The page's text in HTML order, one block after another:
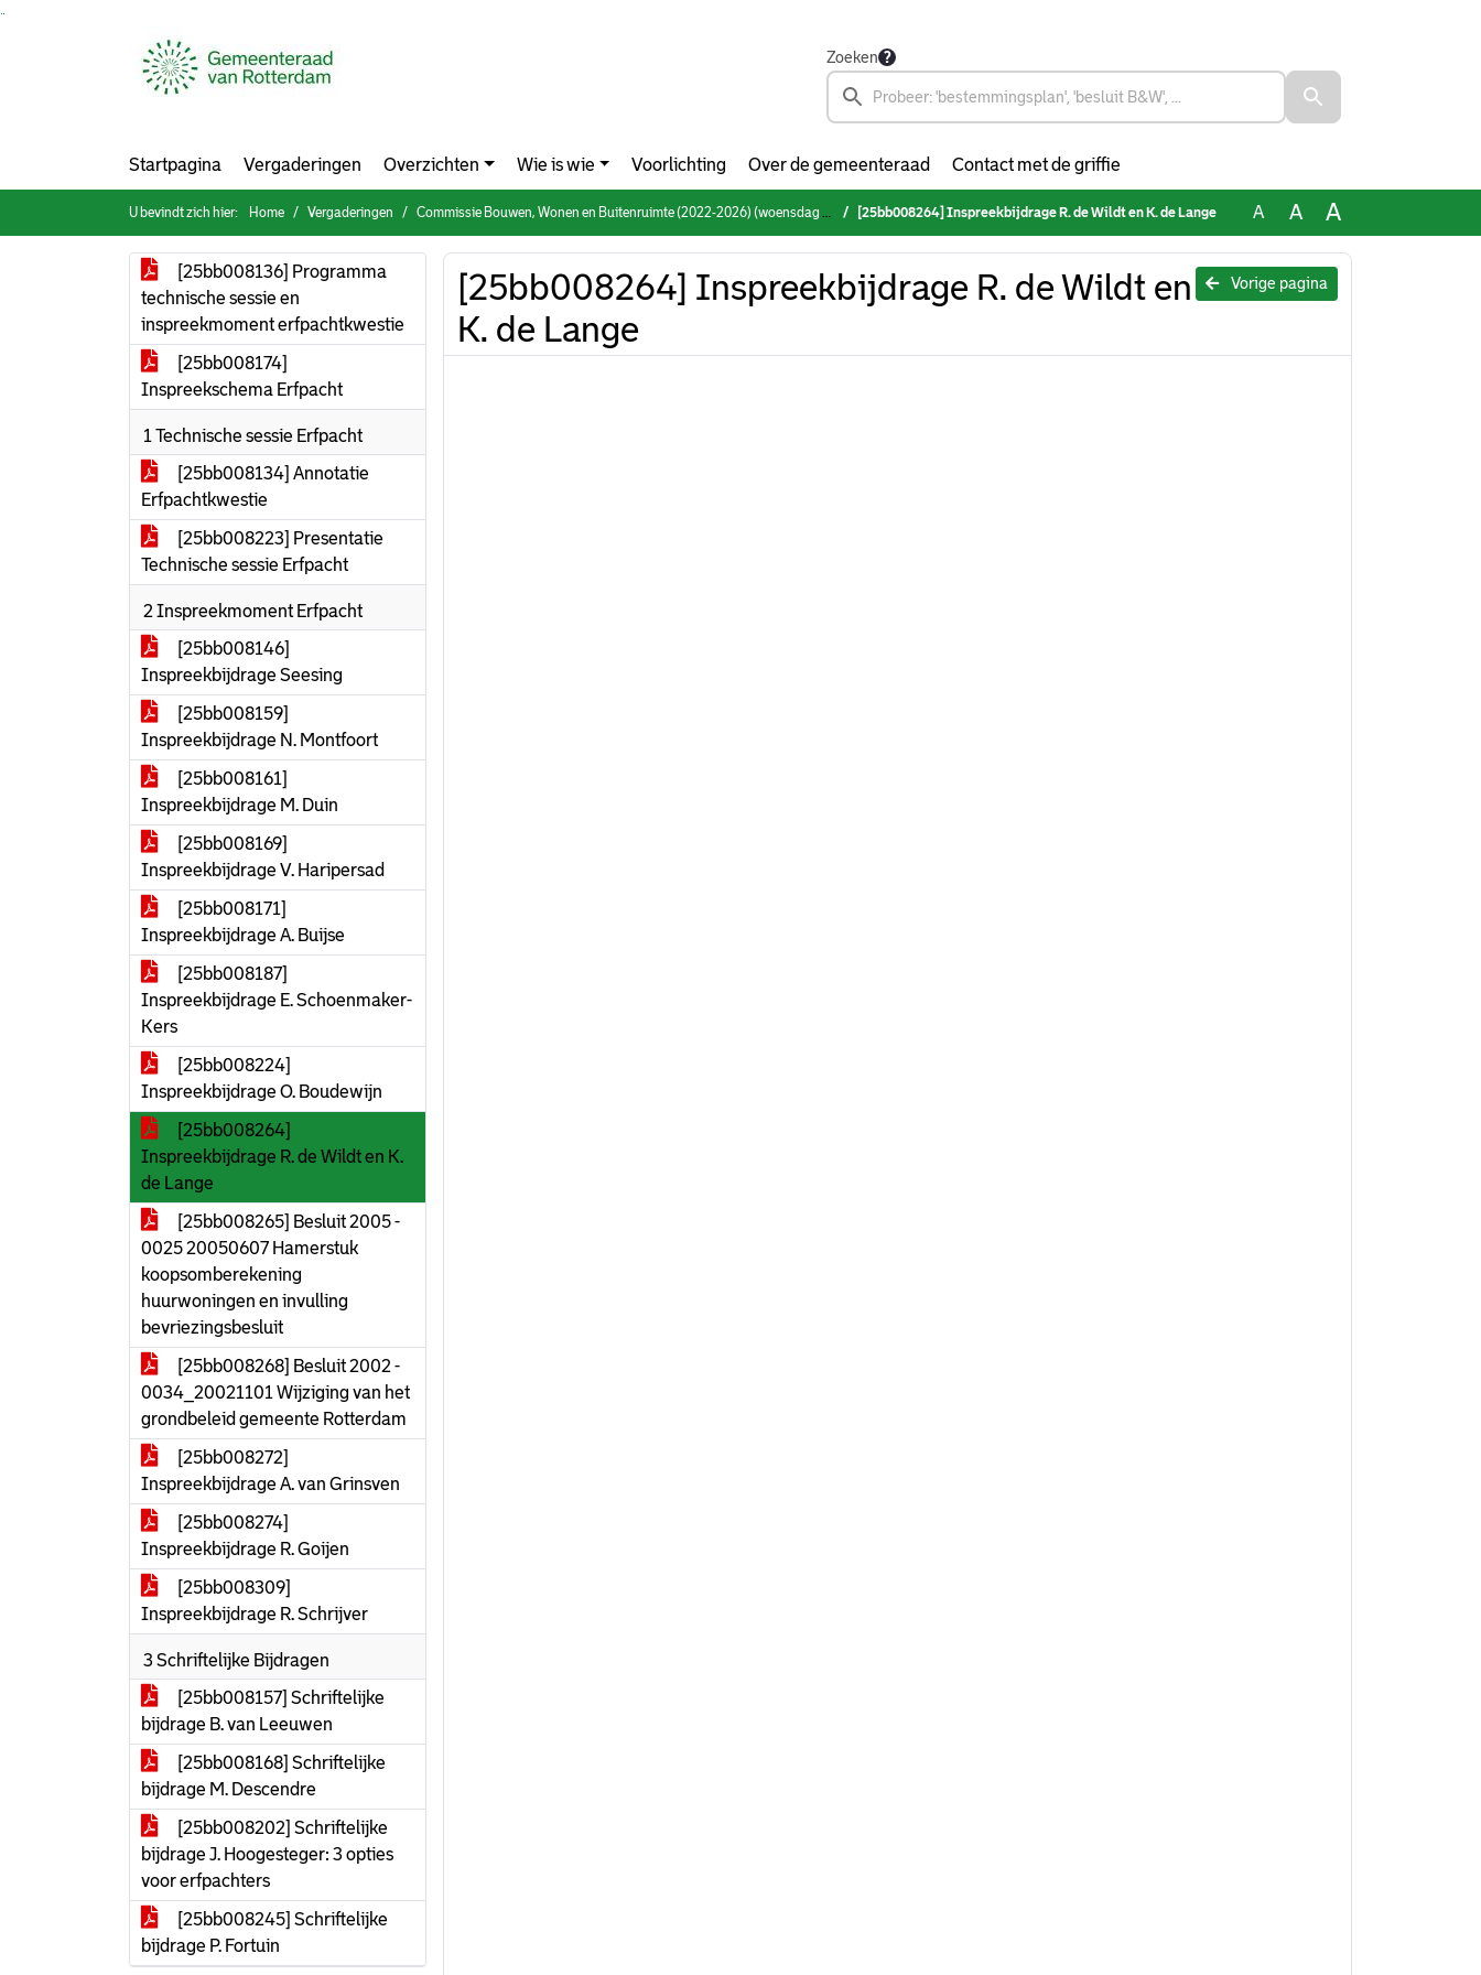
Zoeken
Startpagina Vergaderingen Overzichten Wie is wie Voorlichting Over de gemeenteraad Contact met de griffie
U bevindt zich hier: Home Vergaderingen Commissie Bouwen, Wonen en Buitenruimte (2022-2026) (woensdag 12 november 2025) [25bb008264] Inspreekbijdrage R. de Wildt en K. de Lange A A A
[25bb008136] Programma
technische sessie en
inspreekmoment erfpachtkwestie
[25bb008174]
Inspreekschema Erfpacht
1 Technische sessie Erfpacht
[25bb008134] Annotatie
Erfpachtkwestie
[25bb008223] Presentatie
Technische sessie Erfpacht
2 Inspreekmoment Erfpacht
[25bb008146]
Inspreekbijdrage Seesing
[25bb008159]
Inspreekbijdrage N. Montfoort
[25bb008161]
Inspreekbijdrage M. Duin
[25bb008169]
Inspreekbijdrage V. Haripersad
[25bb008171]
Inspreekbijdrage A. Buijse
[25bb008187]
Inspreekbijdrage E. Schoenmaker-
Kers
[25bb008224]
Inspreekbijdrage O. Boudewijn
[25bb008264]
Inspreekbijdrage R. de Wildt en K.
de Lange
[25bb008265] Besluit 2005 -
0025 20050607 Hamerstuk
koopsomberekening
huurwoningen en invulling
bevriezingsbesluit
[25bb008268] Besluit 2002 -
0034_20021101 Wijziging van het
grondbeleid gemeente Rotterdam
[25bb008272]
Inspreekbijdrage A. van Grinsven
[25bb008274]
Inspreekbijdrage R. Goijen
[25bb008309]
Inspreekbijdrage R. Schrijver
3 Schriftelijke Bijdragen
[25bb008157] Schriftelijke
bijdrage B. van Leeuwen
[25bb008168] Schriftelijke
bijdrage M. Descendre
[25bb008202] Schriftelijke
bijdrage J. Hoogesteger: 3 opties
voor erfpachters
[25bb008245] Schriftelijke
bijdrage P. Fortuin
Vorige pagina
[25bb008264] Inspreekbijdrage R. de Wildt en
K. de Lange